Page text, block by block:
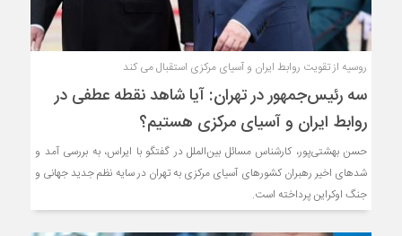
روسیه از تقویت روابط ایران و آسیای مرکزی استقبال می کند
سه ‎رئیس‌جمهور در تهران: آیا شاهد نقطه عطفی در
روابط ایران و آسیای مرکزی هستیم؟
حسن بهشتی‌پور، کارشناس مسائل بین‌الملل در گفتگو با ایراس، به بررسی آمد و
شدهای اخیر رهبران کشورهای آسیای مرکزی به تهران در سایه نظم جدید جهانی و
جنگ اوکراین پرداخته است.